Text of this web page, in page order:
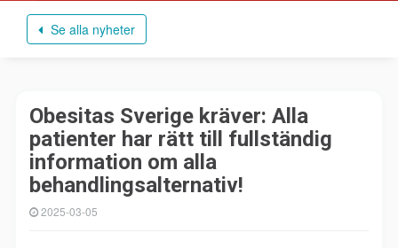
Se alla nyheter
Obesitas Sverige kräver: Alla
patienter har rätt till fullständig
information om alla
behandlingsalternativ!
2025-03-05